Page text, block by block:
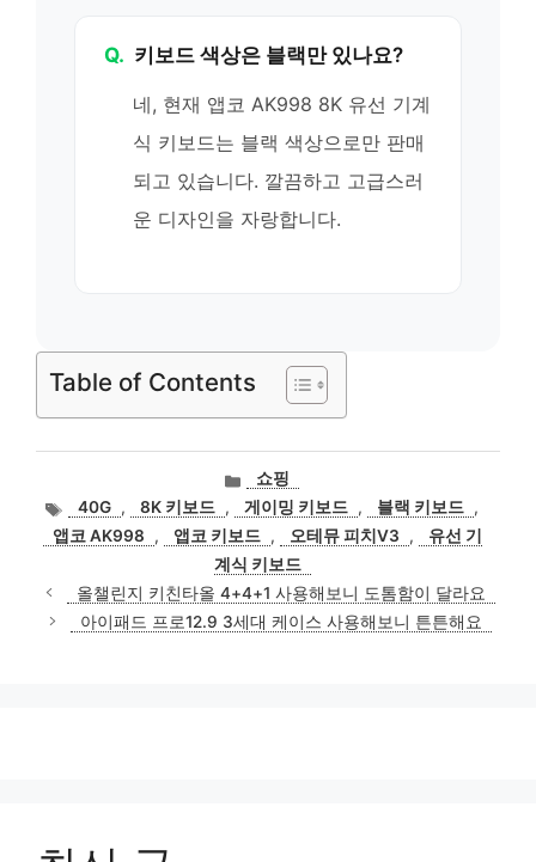
Q. 키보드 색상은 블랙만 있나요?
네, 현재 앱코 AK998 8K 유선 기계
식 키보드는 블랙 색상으로만 판매
되고 있습니다. 깔끔하고 고급스러
운 디자인을 자랑합니다.
Table of Contents
카
테
고
리
쇼핑
태
그
40G , 8K 키보드 , 게이밍 키보드 , 블랙 키보드 ,
앱코 AK998
, 앱코 키보드 , 오테뮤 피치V3 ,
유선 기
계식 키보드
올챌린지 키친타올 4+4+1 사용해보니 도톰함이 달라요
아이패드 프로12.9 3세대 케이스 사용해보니 튼튼해요